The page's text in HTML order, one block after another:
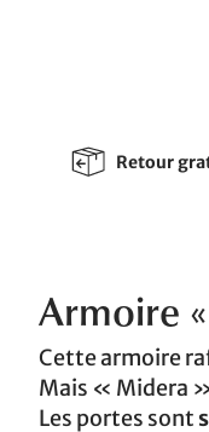
Retour
Armoire
Cette armoire
Mais « Midera
Les portes sont